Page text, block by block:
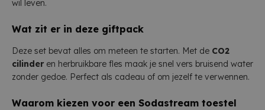
wil leven.
Wat zit er in deze giftpack
Deze set bevat alles om meteen te starten. Met de CO2
cilinder en herbruikbare fles maak je snel vers bruisend water
zonder gedoe. Perfect als cadeau of om jezelf te verwennen.
Waarom kiezen voor een Sodastream toestel